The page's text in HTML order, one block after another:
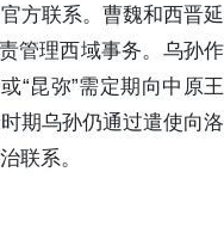
方联系。曹魏和西晋延
管理西域事务。乌孙作
“昆弥”需定期向中原王
期乌孙仍通过遣使向洛
联系。